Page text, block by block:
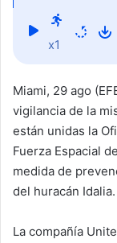
x1
Miami, 29 ago
vigilancia de la
están unidas la
Fuerza Espacial
medida de
del huracán Idalia.
La compañía